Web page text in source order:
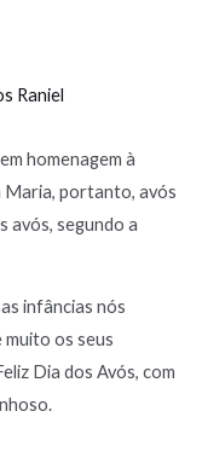
Raniel
homenagem à
Maria, portanto, avós
avós, segundo a
infâncias nós
muito os seus
Dia dos Avós, com